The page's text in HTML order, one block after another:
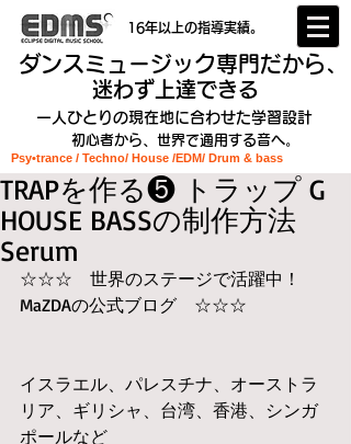
16年以上の指導実績。
ダンスミュージック専門だから、
迷わず上達できる
一人ひとりの現在地に合わせた学習設計
初心者から、世界で通用する音へ。
Psy•trance / Techno/ House /EDM/ Drum & bass
TRAPを作る❺ トラップ G
HOUSE BASSの制作方法
Serum
☆☆☆　世界のステージで活躍中！
MaZDAの公式ブログ　☆☆☆
イスラエル、パレスチナ、オーストラ
リア、ギリシャ、台湾、香港、シンガ
ポールなど